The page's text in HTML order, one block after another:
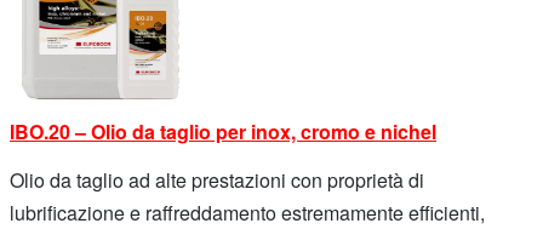
IBO.20 – Olio da taglio per inox, cromo e nichel
Olio da taglio ad alte prestazioni con proprietà di
lubrificazione e raffreddamento estremamente efficienti,